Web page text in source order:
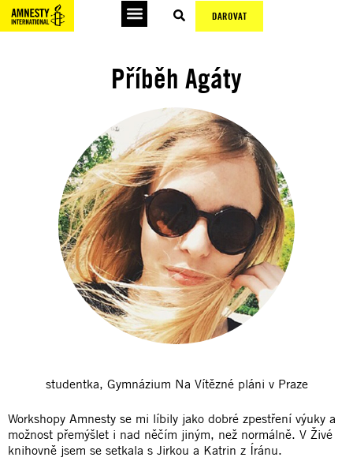
DAROVAT
Příběh Agáty
studentka, Gymnázium Na Vítězné pláni v Praze
Workshopy Amnesty se mi líbily jako dobré zpestření výuky a
možnost přemýšlet i nad něčím jiným, než normálně. V Živé
knihovně jsem se setkala s Jirkou a Katrin z Íránu.